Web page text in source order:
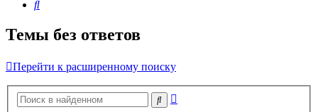
Поиск
Темы без ответов
Перейти к расширенному поиску
Поиск